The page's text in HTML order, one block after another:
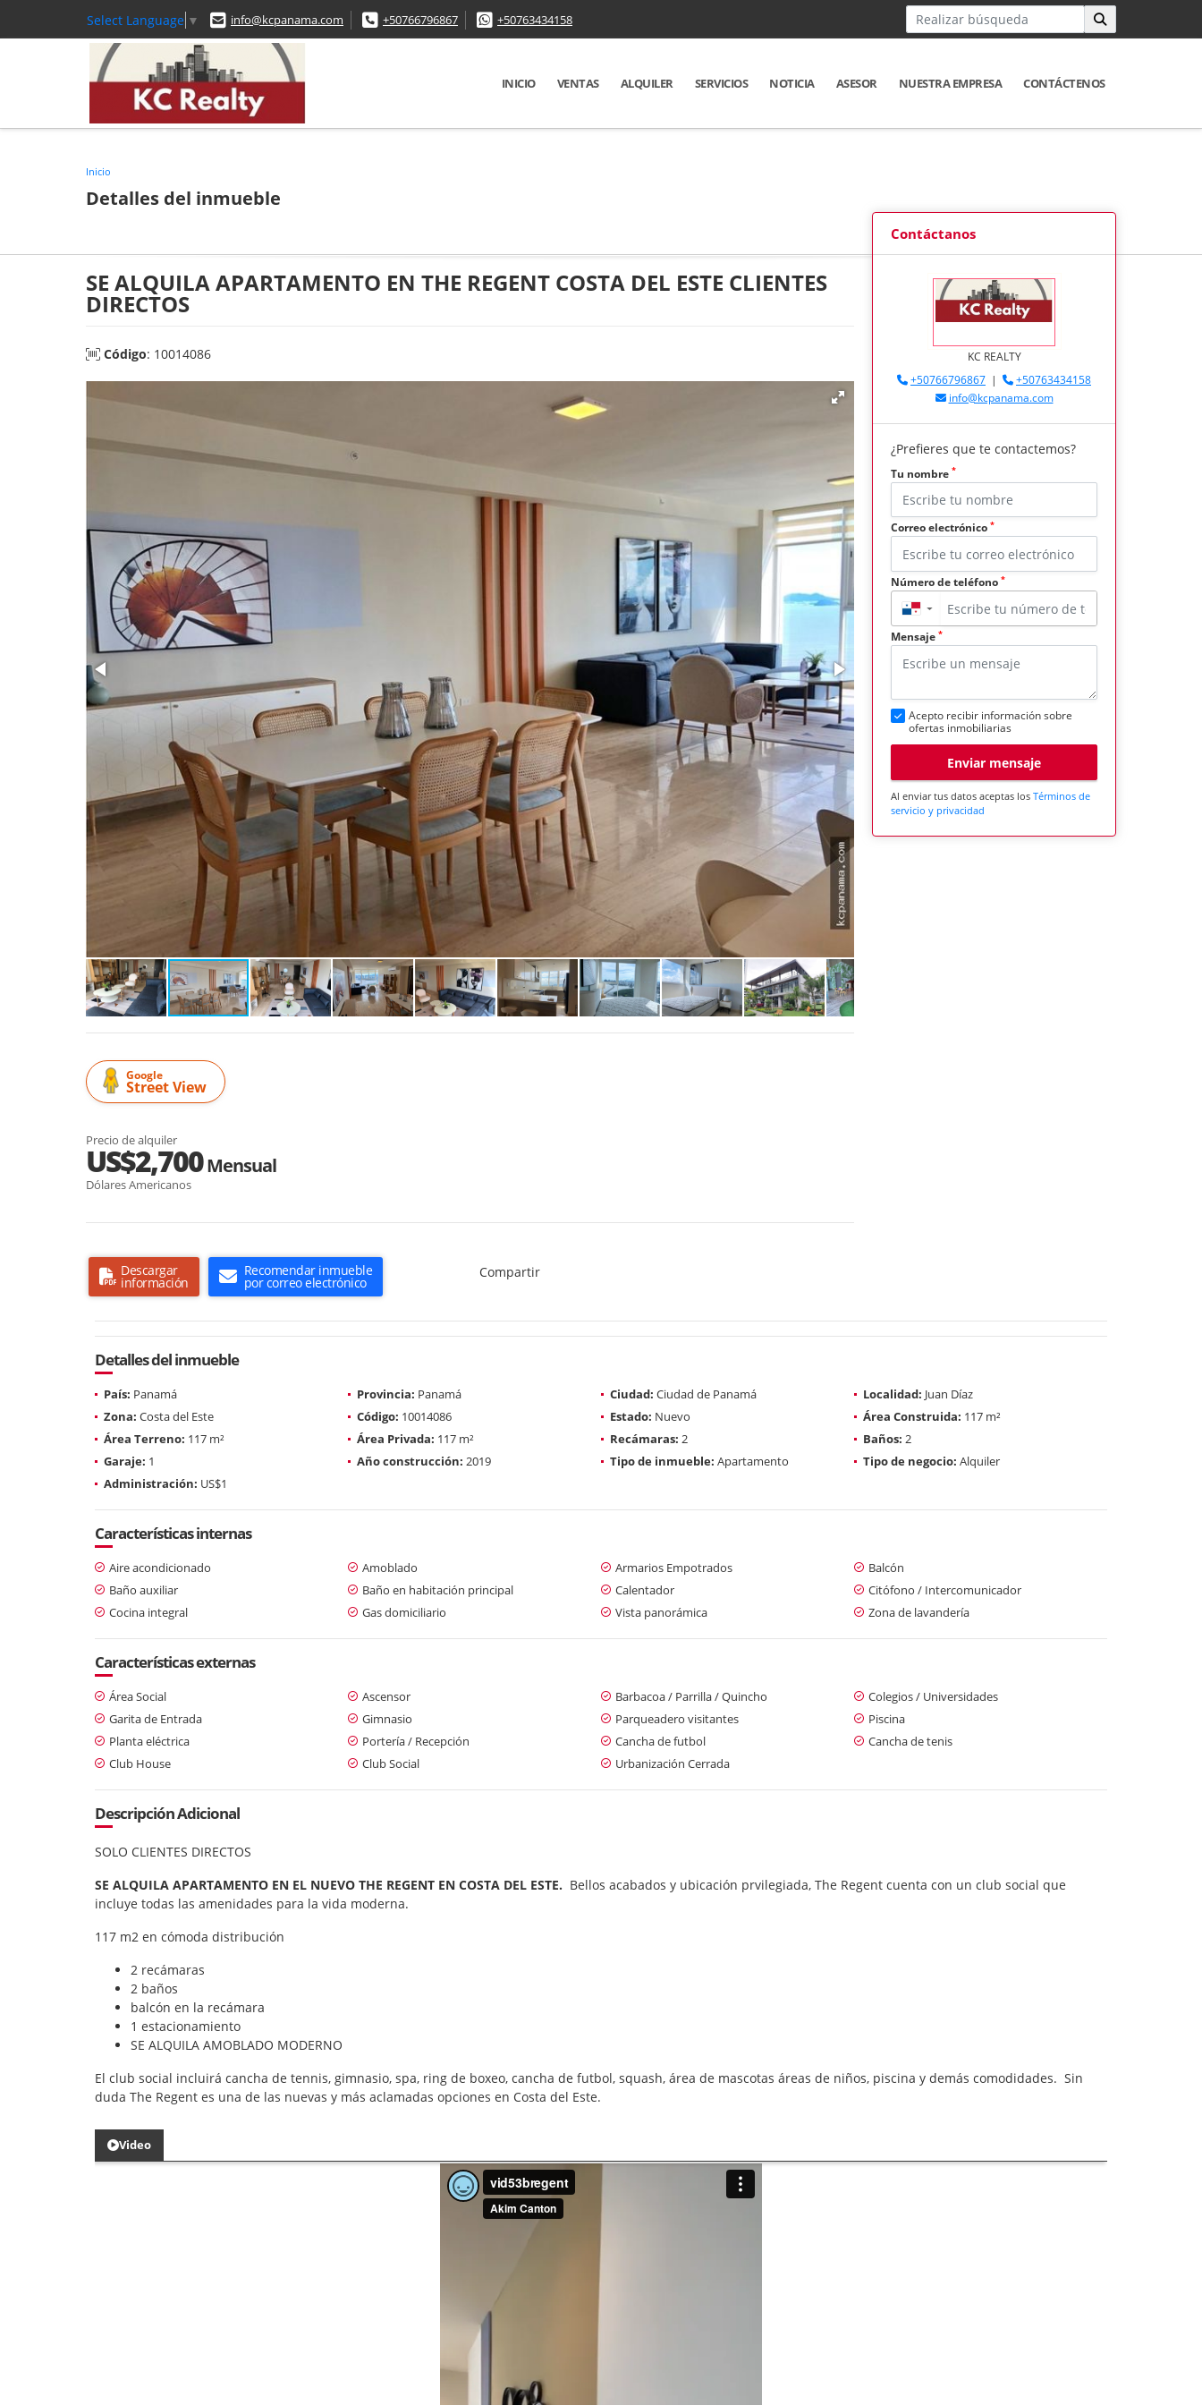
Select Language ▼ info@kcpanama.com +50766796867 +50763434158
INICIO VENTAS ALQUILER SERVICIOS NOTICIA ASESOR NUESTRA EMPRESA CONTÁCTENOS
Inicio
Detalles del inmueble
SE ALQUILA APARTAMENTO EN THE REGENT COSTA DEL ESTE CLIENTES
DIRECTOS
Código: 10014086
Google
Street View
Precio de alquiler
US$2,700Mensual
Dólares Americanos
Descargar
información
Recomendar inmueble
por correo electrónico
Compartir
Contáctanos
KC REALTY
+50766796867 |
+50763434158
info@kcpanama.com
¿Prefieres que te contactemos?
Tu nombre *
Correo electrónico *
Número de teléfono *
▼
Mensaje *
Acepto recibir información sobre
ofertas inmobiliarias
Enviar mensaje
Al enviar tus datos aceptas los Términos de
servicio y privacidad
Detalles del inmueble
País: Panamá Provincia: Panamá Ciudad: Ciudad de Panamá Localidad: Juan Díaz
Zona: Costa del Este Código: 10014086 Estado: Nuevo Área Construida: 117 m²
Área Terreno: 117 m² Área Privada: 117 m² Recámaras: 2 Baños: 2
Garaje: 1 Año construcción: 2019 Tipo de inmueble: Apartamento Tipo de negocio: Alquiler
Administración: US$1
Características internas
Aire acondicionado Amoblado Armarios Empotrados
Balcón
Baño auxiliar
Baño en habitación principal Calentador
Citófono / Intercomunicador
Cocina integral
Gas domiciliario Vista panorámica Zona de lavandería
Características externas
Área Social Ascensor Barbacoa / Parrilla / Quincho
Colegios / Universidades
Garita de Entrada
Gimnasio Parqueadero visitantes
Piscina
Planta eléctrica
Portería / Recepción Cancha de futbol
Cancha de tenis
Club House
Club Social Urbanización Cerrada
Descripción Adicional
SOLO CLIENTES DIRECTOS
SE ALQUILA APARTAMENTO EN EL NUEVO THE REGENT EN COSTA DEL ESTE. Bellos acabados y ubicación prvilegiada, The Regent cuenta con un club social que
incluye todas las amenidades para la vida moderna.
117 m2 en cómoda distribución
2 recámaras
2 baños
balcón en la recámara
1 estacionamiento
SE ALQUILA AMOBLADO MODERNO
El club social incluirá cancha de tennis, gimnasio, spa, ring de boxeo, cancha de futbol, squash, área de mascotas áreas de niños, piscina y demás comodidades. Sin
duda The Regent es una de las nuevas y más aclamadas opciones en Costa del Este.
Video